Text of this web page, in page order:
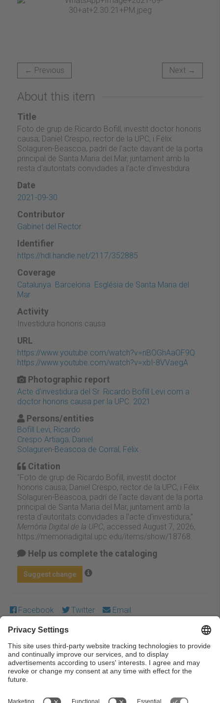
← Previous Next →
About this item
Title
Foto de grup de Ricardo Bofill, investit doctor honoris
causa; Daniel Crespo, rector de la UPC, i Félix
Solaguren-Beascoa, padrí de l'acte davant de la porta
principal de Santa Maria del Mar, juntament amb la
resta d'autoritats convidades a l'acte d'investidura
Date
2021-09-30
Contributor
Gabinet del Rector
Identifier
https://hdl.handle.net/2117/352885
Coverage
Catalunya. Barcelona. Església de Santa Maria del
Mar
Activity
Investidura honoris causa
URL
https://www.youtube.com/watch?v=nBOGhAaOF9Q
https://www.youtube.com/watch?v=xbI-8VVaegA
Photographic report
Acte d'investidura del Sr. Ricardo Bofill Levi com a
doctor honoris causa per la UPC. 2021
Persons/entities
Bofill Levi, Ricardo
Crespo Artiaga, Daniel
Solaguren-Beascoa de Corral, Félix
Citation
“Foto de grup de Ricardo Bofill, investit doctor
honoris causa; Daniel Crespo, rector de la UPC, i Félix
Solaguren-Beascoa, padrí de l'acte davant de la porta
principal de Santa Maria del Mar, juntament amb la
resta d'autoritats convidades a l'acte d'investidura,”
Memòria Digital de la UPC, accessed August 7, 2026,
https://memoriadigital.upc.edu/items/show/18768.
Help us complete the cataloging
Suggest change
Facebook Twitter Email
Except where otherwise noted, content on this work is
licensed under a Creative Commons license:Attribution-
NonCommercial-NoDerivs 3.0 Spain